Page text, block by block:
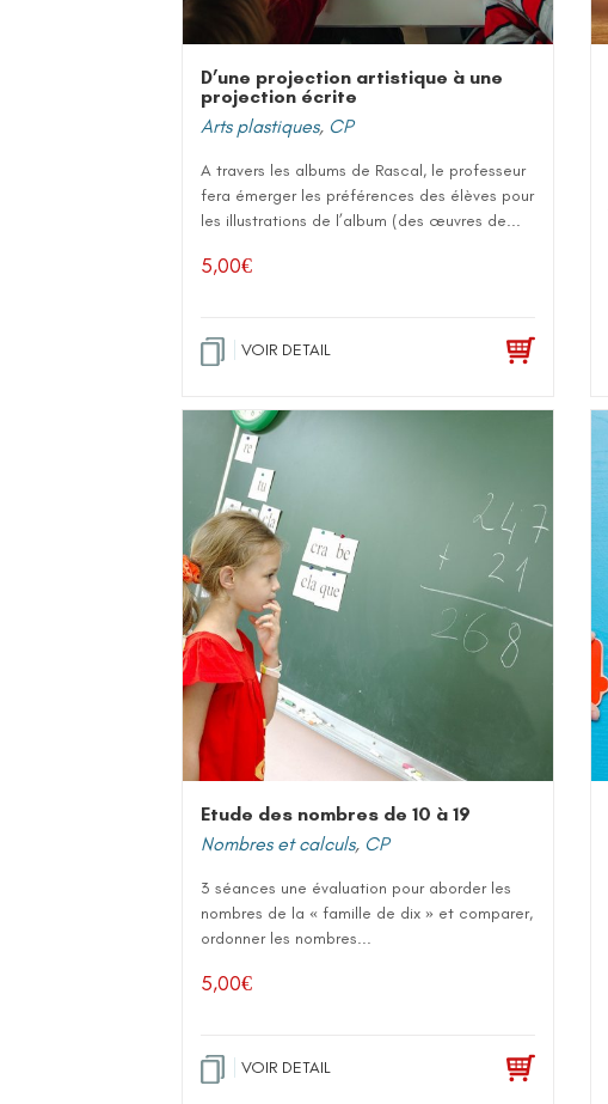
D’une projection artistique à une
projection écrite
Arts plastiques, CP
A travers les albums de Rascal, le professeur
fera émerger les préférences des élèves pour
les illustrations de l’album (des œuvres de...
5,00€
VOIR DETAIL
Etude des nombres de 10 à 19
Nombres et calculs, CP
3 séances une évaluation pour aborder les
nombres de la « famille de dix » et comparer,
ordonner les nombres...
5,00€
VOIR DETAIL